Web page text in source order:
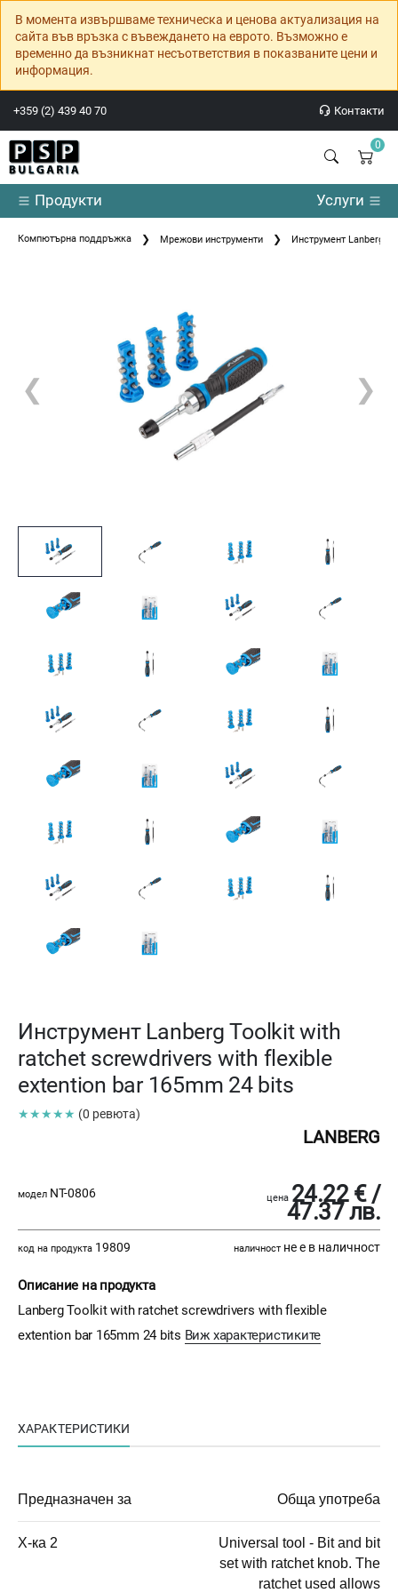
В момента извършваме техническа и ценова актуализация на
сайта във връзка с въвеждането на еврото. Възможно е
временно да възникнат несъответствия в показваните цени и
информация.
+359 (2) 439 40 70 Контакти
0
Продукти Услуги
Компютърна поддръжка Мрежови инструменти Инструмент Lanberg
❮ ❯
Инструмент Lanberg Toolkit with
ratchet screwdrivers with flexible
extention bar 165mm 24 bits
★★★★★ (0 ревюта)
LANBERG
модел NT-0806 цена 24.22 € /
47.37 лв.
код на продукта 19809 наличност не е в наличност
Описание на продукта
Lanberg Toolkit with ratchet screwdrivers with flexible
extention bar 165mm 24 bits Виж характеристиките
ХАРАКТЕРИСТИКИ
Предназначен за Обща употреба
Х-ка 2
Universal tool - Bit and bit
set with ratchet knob. The
ratchet used allows